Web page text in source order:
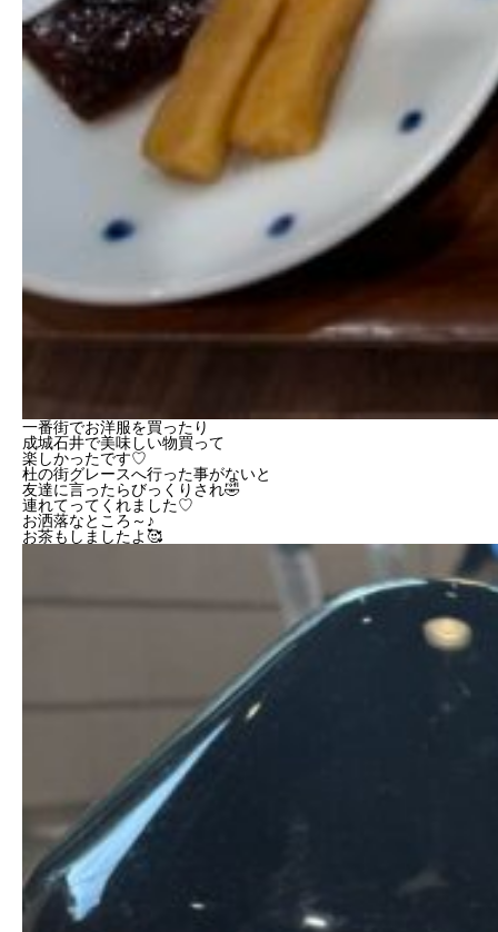
一番街でお洋服を買ったり
成城石井で美味しい物買って
楽しかったです♡
杜の街グレースへ行った事がないと
友達に言ったらびっくりされ🤣
連れてってくれました♡
お洒落なところ～♪
お茶もしましたよ🥰